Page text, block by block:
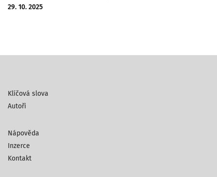
29. 10. 2025
Klíčová slova
Autoři
Nápověda
Inzerce
Kontakt